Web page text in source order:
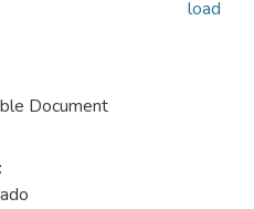
Document
load